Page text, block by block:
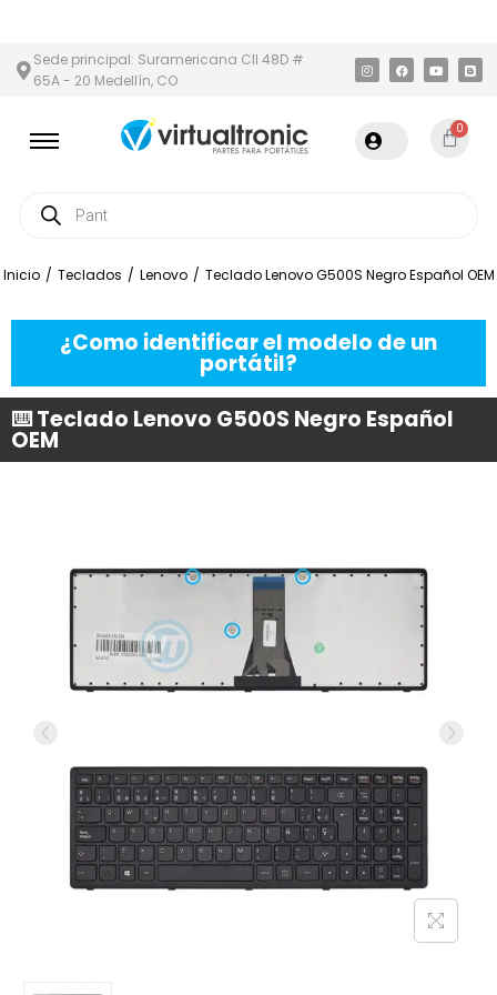
Sede principal: Suramericana Cll 48D #
65A - 20 Medellín, CO
0
Inicio / Teclados / Lenovo / Teclado Lenovo G500S Negro Español OEM
¿Como identificar el modelo de un
portátil?
⌨️ Teclado Lenovo G500S Negro Español
OEM